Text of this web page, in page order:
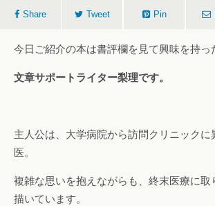
Share Tweet Pin
今日ご紹介の本は書評欄を見て興味を持っ
文章サポートライター梨理です。
主人公は、大学病院から訪問クリニックに
医。
複雑な思いを抱えながらも、終末医療に取
描いています。